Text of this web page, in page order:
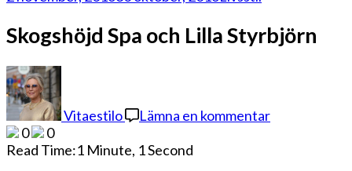
Skogshöjd Spa och Lilla Styrbjörn
Vitaestilo Lämna en kommentar
och
0
0
Read Time:1 Minute, 1 Second